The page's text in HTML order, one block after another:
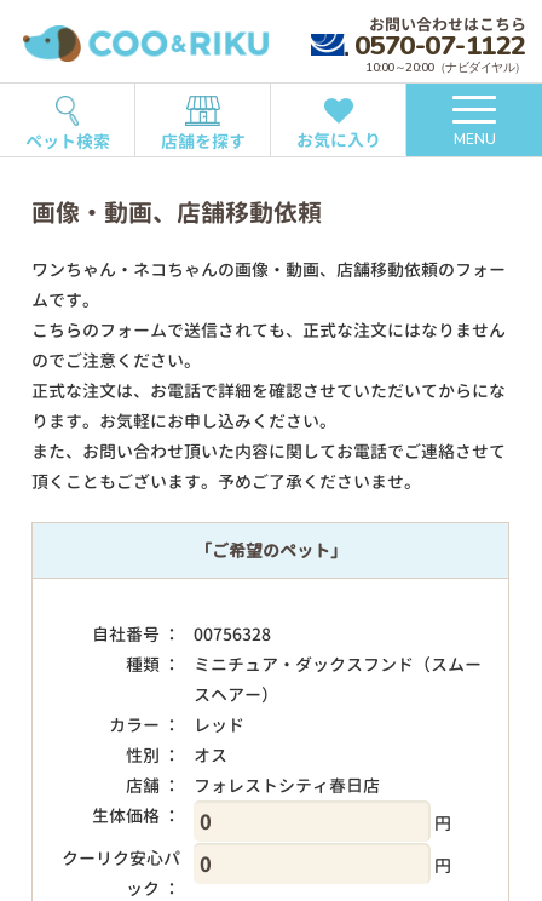
お問い合わせはこちら
0570-07-1122
10:00～20:00（ナビダイヤル）
ペット検索 店舗を探す お気に入り MENU
画像・動画、店舗移動依頼
ワンちゃん・ネコちゃんの画像・動画、店舗移動依頼のフォー
ムです。
こちらのフォームで送信されても、正式な注文にはなりません
のでご注意ください。
正式な注文は、お電話で詳細を確認させていただいてからにな
ります。お気軽にお申し込みください。
また、お問い合わせ頂いた内容に関してお電話でご連絡させて
頂くこともございます。予めご了承くださいませ。
「ご希望のペット」
自社番号 ：
00756328
種類 ：
ミニチュア・ダックスフンド（スムー
スヘアー）
カラー ：
レッド
性別 ：
オス
店舗 ：
フォレストシティ春日店
生体価格 ：
円
クーリク安心パ
ック ：
円